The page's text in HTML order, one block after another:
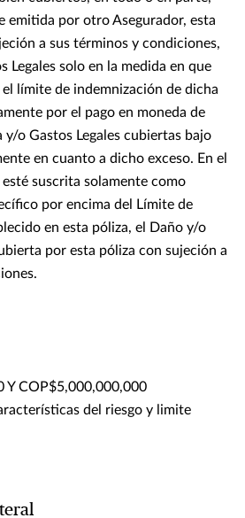
emitida por otro Asegurador, esta
a sus términos y condiciones,
Legales solo en la medida en que
límite de indemnización de dicha
por el pago en moneda de
y/o Gastos Legales cubiertas bajo
en cuanto a dicho exceso. En el
suscrita solamente como
por encima del Límite de
en esta póliza, el Daño y/o
por esta póliza con sujeción a
Y COP$5,000,000,000
del riesgo y limite